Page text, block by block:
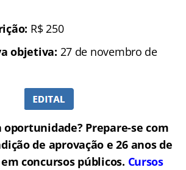
R$ 250
objetiva: 27 de novembro de
oportunidade? Prepare-se com
de aprovação e 26 anos de
concursos públicos. Cursos